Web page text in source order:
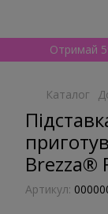
Отримай
Каталог
Brezza®
Артикул: